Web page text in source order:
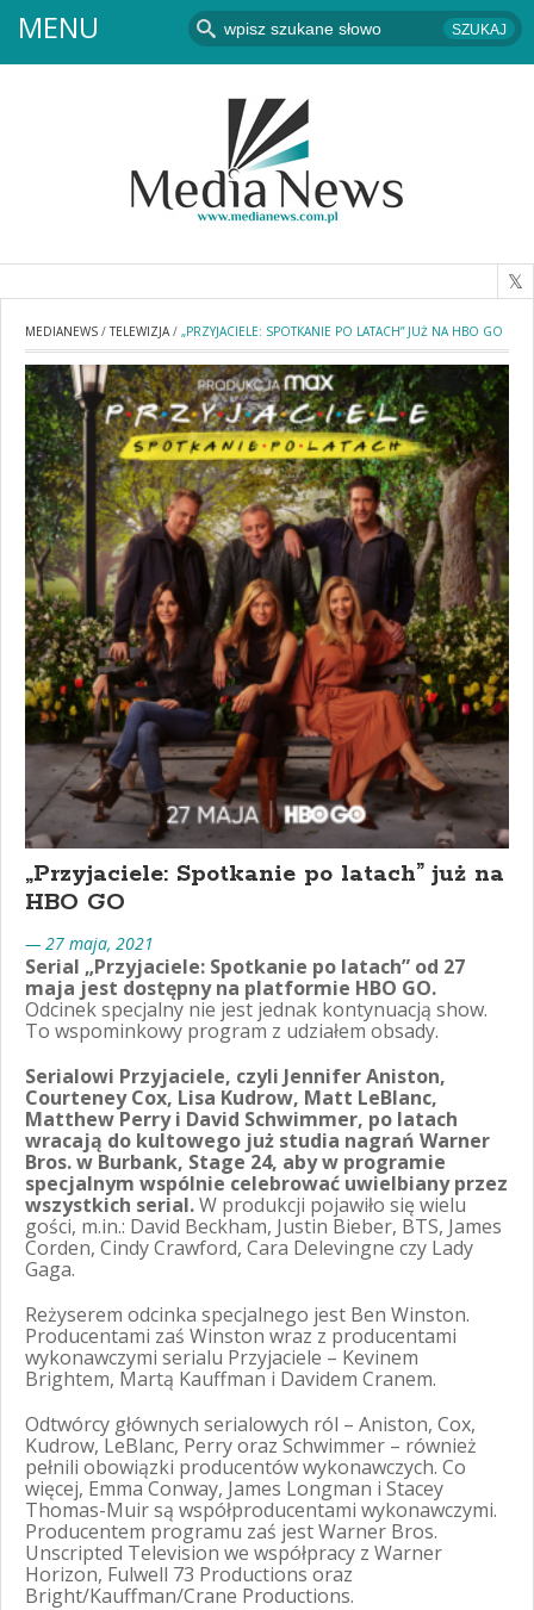
MENU
MEDIANEWS /TELEWIZJA/ „PRZYJACIELE: SPOTKANIE PO LATACH” JUŻ NA HBO GO
„Przyjaciele: Spotkanie po latach” już na
HBO GO
— 27 maja, 2021
Serial „Przyjaciele: Spotkanie po latach” od 27
maja jest dostępny na platformie HBO GO.
Odcinek specjalny nie jest jednak kontynuacją show.
To wspominkowy program z udziałem obsady.
Serialowi Przyjaciele, czyli Jennifer Aniston,
Courteney Cox, Lisa Kudrow, Matt LeBlanc,
Matthew Perry i David Schwimmer, po latach
wracają do kultowego już studia nagrań Warner
Bros. w Burbank, Stage 24, aby w programie
specjalnym wspólnie celebrować uwielbiany przez
wszystkich serial.W produkcji pojawiło się wielu
gości, m.in.: David Beckham, Justin Bieber, BTS, James
Corden, Cindy Crawford, Cara Delevingne czy Lady
Gaga.
Reżyserem odcinka specjalnego jest Ben Winston.
Producentami zaś Winston wraz z producentami
wykonawczymi serialu Przyjaciele – Kevinem
Brightem, Martą Kauffman i Davidem Cranem.
Odtwórcy głównych serialowych ról – Aniston, Cox,
Kudrow, LeBlanc, Perry oraz Schwimmer – również
pełnili obowiązki producentów wykonawczych. Co
więcej, Emma Conway, James Longman i Stacey
Thomas-Muir są współproducentami wykonawczymi.
Producentem programu zaś jest Warner Bros.
Unscripted Television we współpracy z Warner
Horizon, Fulwell 73 Productions oraz
Bright/Kauffman/Crane Productions.